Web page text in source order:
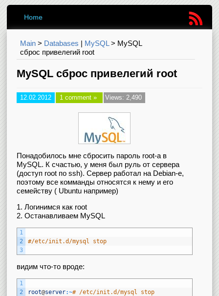
Home
Main> Databases | MySQL> MySQL
сброс привелегий root
MySQL сброс привелегий root
12.02.2012 1 comment » Views: 2,490
Понадобилось мне сбросить пароль root-а в
MySQL. К счастью, у меня был руль от сервера
(доступ root по ssh). Сервер работал на Debian-е,
поэтому все комманды относятся к нему и его
семейству ( Ubuntu например)
1. Логинимся как root
2. Останавливаем MySQL
1
2
3
#/etc/init.d/mysql stop
видим что-то вроде:
1
2
root@server:~# /etc/init.d/mysql stop